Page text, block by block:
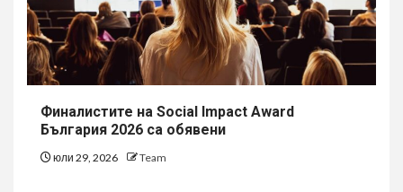
Финалистите на Social Impact Award
България 2026 са обявени
юли 29, 2026 Team